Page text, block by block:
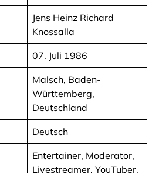
Jens Heinz Richard
Knossalla
07. Juli 1986
Malsch, Baden-
Württemberg,
Deutschland
Deutsch
Entertainer, Moderator,
Livestreamer, YouTuber,